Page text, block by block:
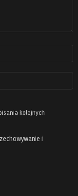
kolejnych
i